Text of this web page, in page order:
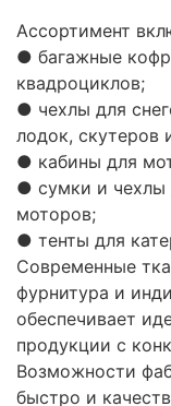
Ассортимент
● багажные
квадроциклов;
● чехлы для
лодок, скутеров
● кабины для
● сумки и чехлы
моторов;
● тенты для
Современные
фурнитура и
обеспечивает
продукции с
Возможности
быстро и